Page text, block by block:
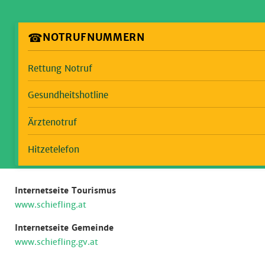
☎NOTRUFNUMMERN
Rettung Notruf
Gesundheitshotline
Ärztenotruf
Hitzetelefon
Internetseite Tourismus
www.schiefling.at
Internetseite Gemeinde
www.schiefling.gv.at